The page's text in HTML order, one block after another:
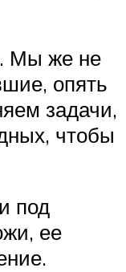
Мы же не
опять
задачи,
чтобы
под
ее